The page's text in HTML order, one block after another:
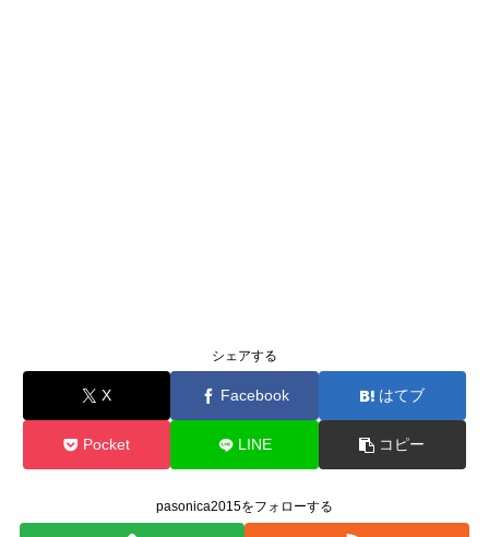
シェアする
X Facebook はてブ
Pocket LINE コピー
pasonica2015をフォローする